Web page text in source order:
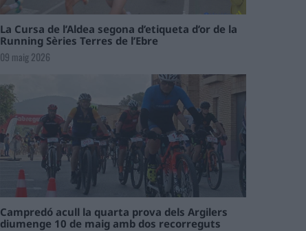
La Cursa de l’Aldea segona d’etiqueta d’or de la
Running Sèries Terres de l’Ebre
09 maig 2026
Campredó acull la quarta prova dels Argilers
diumenge 10 de maig amb dos recorreguts